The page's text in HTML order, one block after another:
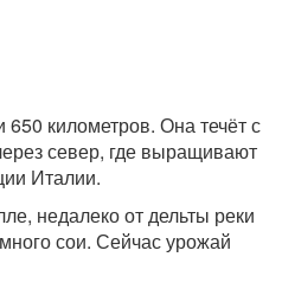
километров. Она течёт с
север, где выращивают
Италии.
недалеко от дельты реки
сои. Сейчас урожай